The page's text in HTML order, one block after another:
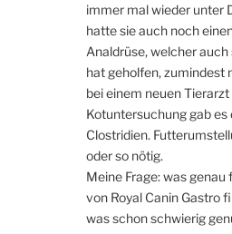
immer mal wieder unter
hatte sie auch noch
Analdrüse, welcher
hat geholfen, zumindest
bei einem neuen
Kotuntersuchung gab es
Clostridien.
oder so nötig.
Meine Frage: was
von Royal Canin Gastro
was schon schwierig